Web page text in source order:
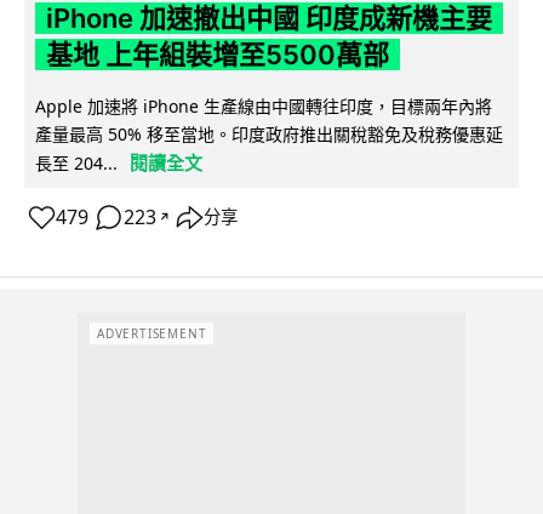
iPhone 加速撤出中國 印度成新機主要
基地 上年組裝增至5500萬部
Apple 加速將 iPhone 生產線由中國轉往印度，目標兩年內將
產量最高 50% 移至當地。印度政府推出關稅豁免及稅務優惠延
長至 204...
閱讀全文
479 223 ↗ 分享
ADVERTISEMENT